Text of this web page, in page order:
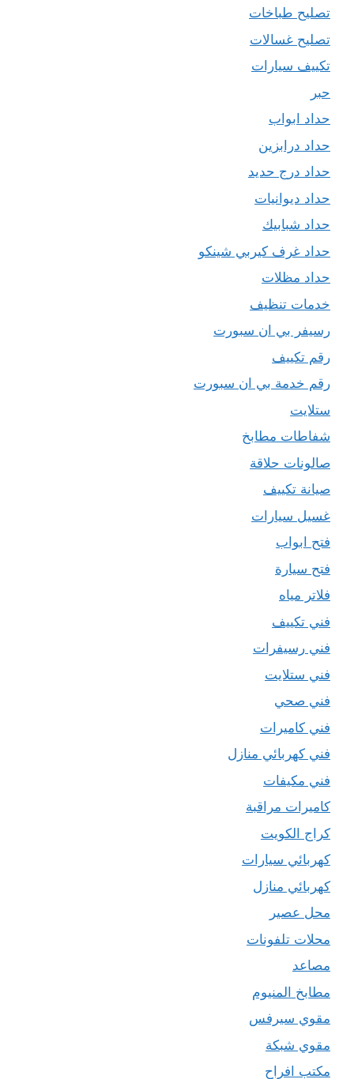
تصليح طباخات
تصليح غسالات
تكييف سيارات
حبر
حداد ابواب
حداد درابزين
حداد درج حديد
حداد ديوانيات
حداد شبابيك
حداد غرف كيربي شينكو
حداد مظلات
خدمات تنظيف
رسيفر بي ان سبورت
رقم تكييف
رقم خدمة بي ان سبورت
ستلايت
شفاطات مطابخ
صالونات حلاقة
صيانة تكييف
غسيل سيارات
فتح ابواب
فتح سيارة
فلاتر مياه
فني تكييف
فني رسيفرات
فني ستلايت
فني صحي
فني كاميرات
فني كهربائي منازل
فني مكيفات
كاميرات مراقبة
كراج الكويت
كهربائي سيارات
كهربائي منازل
محل عصير
محلات تلفونات
مصاعد
مطابخ المنيوم
مقوي سيرفس
مقوي شبكة
مكتب افراح